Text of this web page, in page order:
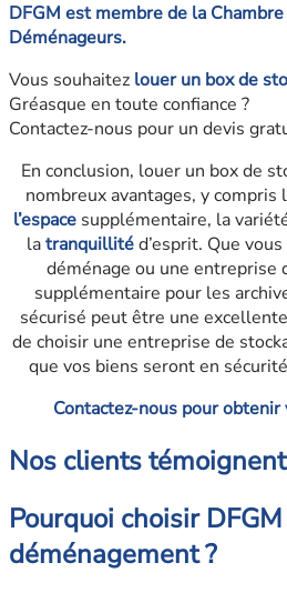
DFGM est membre de la
Déménageurs.
Vous souhaitez louer un box de
Gréasque en toute confiance ?
Contactez-nous pour un devis
En conclusion, louer un box de
nombreux avantages, y compris
l’espace supplémentaire, la
latranquillitéd’esprit. Que
déménage ou une entreprise
supplémentaire pour les
sécurisé peut être une
de choisir une entreprise de
que vos biens seront en
Contactez-nous pour
Nos clients témoignent
Pourquoi choisir
déménagement ?